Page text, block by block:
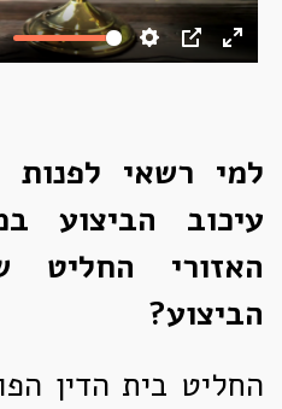
למי רשאי
עיכוב הביצוע
האזורי
הביצוע?
החליט בית הדין